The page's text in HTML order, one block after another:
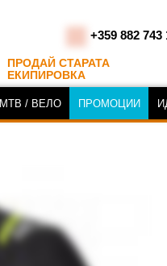
+359 882 743
ПРОДАЙ СТАРАТА
ЕКИПИРОВКА
MTB / ВЕЛО ПРОМОЦИИ